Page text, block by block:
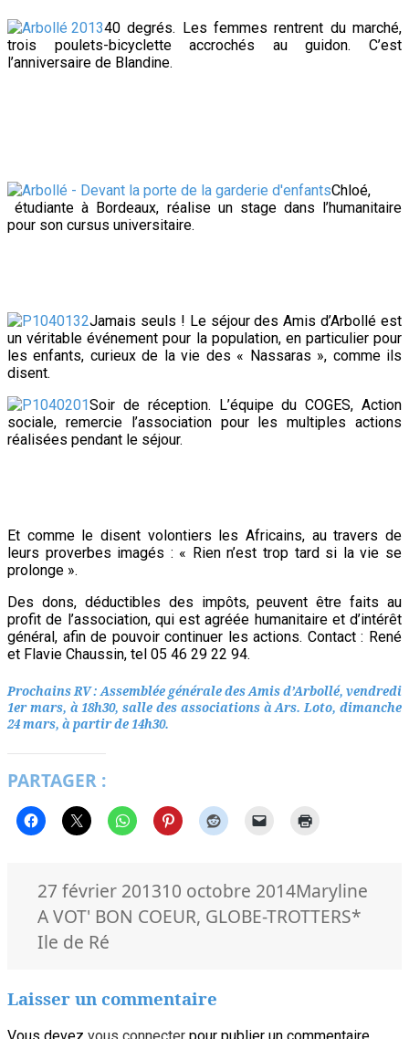
40 degrés. Les femmes rentrent du marché,
trois poulets-bicyclette accrochés au guidon. C’est
l’anniversaire de Blandine.
Chloé,
étudiante à Bordeaux, réalise un stage dans l’humanitaire
pour son cursus universitaire.
Jamais seuls ! Le séjour des Amis d’Arbollé est
un véritable événement pour la population, en particulier pour
les enfants, curieux de la vie des « Nassaras », comme ils
disent.
Soir de réception. L’équipe du COGES, Action
sociale, remercie l’association pour les multiples actions
réalisées pendant le séjour.
Et comme le disent volontiers les Africains, au travers de
leurs proverbes imagés : « Rien n’est trop tard si la vie se
prolonge ».
Des dons, déductibles des impôts, peuvent être faits au
profit de l’association, qui est agréée humanitaire et d’intérêt
général, afin de pouvoir continuer les actions. Contact : René
et Flavie Chaussin, tel 05 46 29 22 94.
Prochains RV : Assemblée générale des Amis d’Arbollé, vendredi
1er mars, à 18h30, salle des associations à Ars. Loto, dimanche
24 mars, à partir de 14h30.
PARTAGER :
Publié
le
27 février 201310 octobre 2014Auteur
Maryline
A VOT' BON COEUR, GLOBE-TROTTERSMots-
*
Ile de Ré
Laisser un commentaire
Vous devez vous connecter pour publier un commentaire.